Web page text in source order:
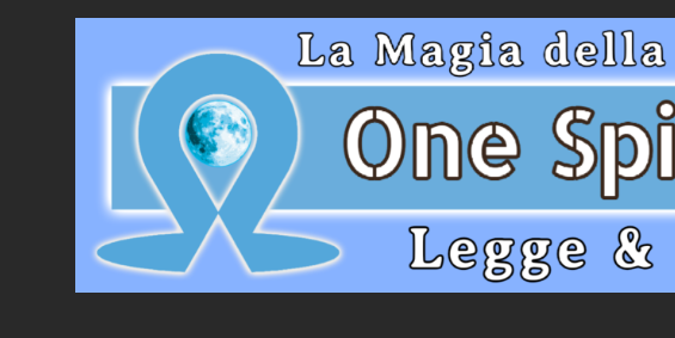
Spirituale
Sapienza
Presenta: